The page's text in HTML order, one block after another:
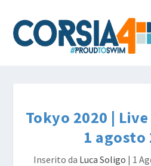
Tokyo 2020 |
1 agosto
Inserito da Luca Soligo | 1